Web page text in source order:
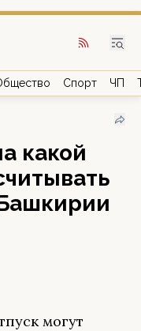
Спорт ЧП
какой
могут